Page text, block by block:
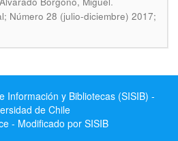
Número 28 (julio-diciembre) 2017;
Información y Bibliotecas (SISIB) -
de Chile
- Modificado por SISIB